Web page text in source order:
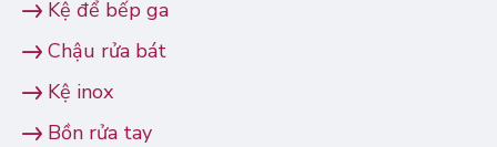
Kệ để bếp ga
Chậu rửa bát
Kệ inox
Bồn rửa tay